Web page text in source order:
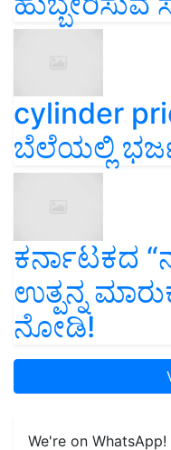
cylinder
ಬೆಲೆಯಲ್ಲಿ
ಕರ್ನಾಟಕದ
ಉತ್ಪನ್ನ
ನೋಡಿ!
We're on